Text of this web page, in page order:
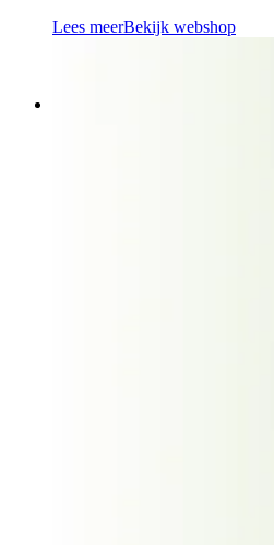
Lees meerBekijk webshop